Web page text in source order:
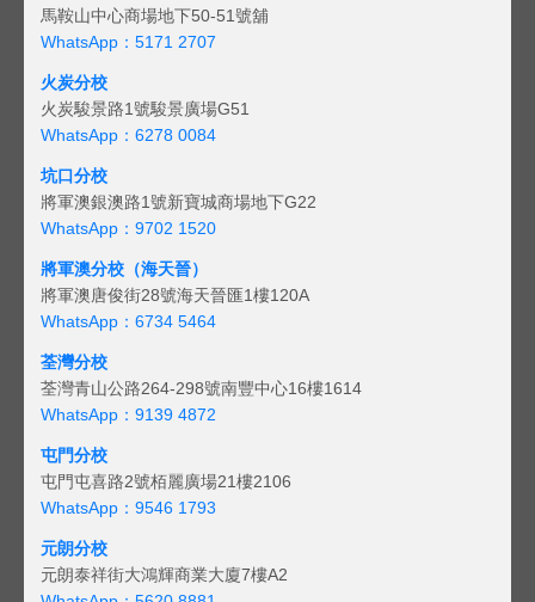
馬鞍山中心商場地下50-51號舖
WhatsApp：5171 2707
火炭分校
火炭駿景路1號駿景廣場G51
WhatsApp：6278 0084
坑口分校
將軍澳銀澳路1號新寶城商場地下G22
WhatsApp：9702 1520
將軍澳分校（海天晉）
將軍澳唐俊街28號海天晉匯1樓120A
WhatsApp：6734 5464
荃灣分校
荃灣青山公路264-298號南豐中心16樓1614
WhatsApp：9139 4872
屯門分校
屯門屯喜路2號栢麗廣場21樓2106
WhatsApp：9546 1793
元朗分校
元朗泰祥街大鴻輝商業大廈7樓A2